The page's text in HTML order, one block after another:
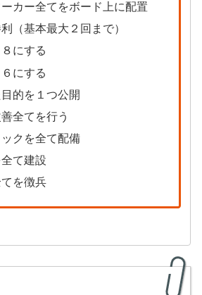
ーカー全てをボード上に配置
（基本最大２回まで）
にする
にする
的を１つ公開
全てを行う
クを全て配備
て建設
を徴兵